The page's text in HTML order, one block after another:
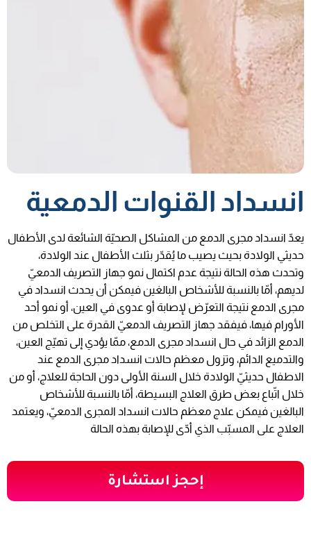
انسداد القنوات الدمعية
يعدّ انسداد مجرى الدمع من المشاكل الصحيّة الشائعة لدى الأطفال
حديثي الولادة بحيث يصيب ما يُقدّر بثلث الأطفال عند الولادة،
وتحدث هذه الحالة نتيجة عدم اكتمال نمو جهاز التصريف الدمعيّ
لديهم، أمّا بالنسبة للأشخاص البالغين فيمكن أن يحدث انسداد في
مجرى الدمع نتيجة التعرّض لإصابة أو عدوى في العين، أو نمو أحد
الأورام فيها، فيفقد جهاز التصريف الدمعيّ القدرة على التخلص من
الدمع الزائد في حال انسداد مجرى الدمع، ممّا يؤدي إلى تهيّج العين،
والتدميع الدائم، وتزول معظم حالات انسداد مجرى الدمع عند
الاطفال حديثيّ الولادة خلال السنة الأولى دون الحاجة للعلاج، أو من
خلال اتّباع بعض طرق العلاج البسيطة، أمّا بالنسبة للأشخاص
البالغين فيمكن علاج معظم حالات انسداد المجرى الدمعيّ، ويعتمد
العلاج على المسبّب الذي أدّى للإصابة بهذه الحالة
إحجز استشارة